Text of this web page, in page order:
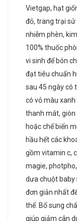
Vietgap, hạt
đỏ, trang trại
nhiễm phèn,
100% thuốc
vi sinh để bón
đạt tiêu chuẩn
sau 45 ngày có
có vỏ màu
thanh mát, giòn
hoặc chế biến
hầu hết các
gồm vitamin c,
magie,
dưa chuột baby
đơn giản nhất
thể. Bổ sung
giúp giảm cân